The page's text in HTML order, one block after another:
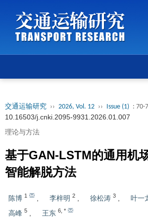
交通运输研究 ›› 2026, Vol. 12 ›› Issue (1) : 70-
10.16503/j.cnki.2095-9931.2026.01.007
理论与方法
基于GAN-LSTM的通用机
智能解脱方法
陈博 1 李梓明 2 徐松涛 3 叶一
高峰 5 王东 6, *